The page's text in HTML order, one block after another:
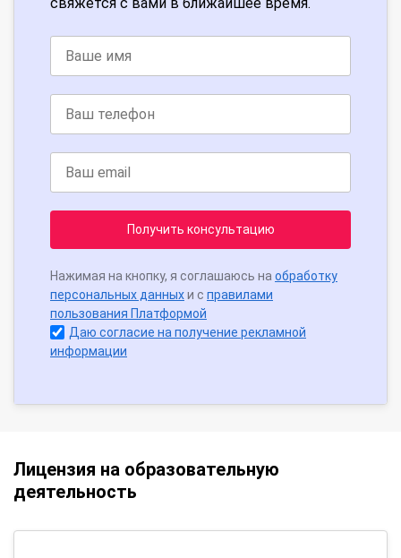
Получить консультацию
Нажимая на кнопку, я соглашаюсь на обработку
персональных данныхи с правилами
пользования Платформой
Даю согласие на получение рекламной
информации
Лицензия на образовательную
деятельность